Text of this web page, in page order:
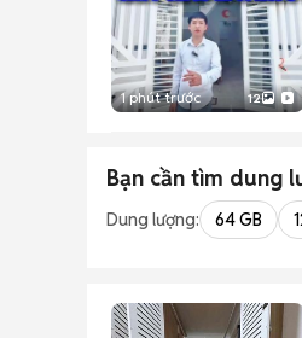
1 phút trước 12
Bạn cần tìm dung
Dung lượng: 64 GB